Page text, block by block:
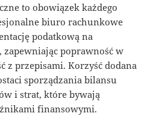
to obowiązek każdego
biuro rachunkowe
podatkową na
zapewniając poprawność w
z przepisami. Korzyść dodana
sporządzania bilansu
i strat, które bywają
finansowymi.